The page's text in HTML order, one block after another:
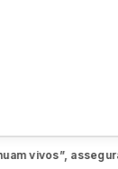
assegura